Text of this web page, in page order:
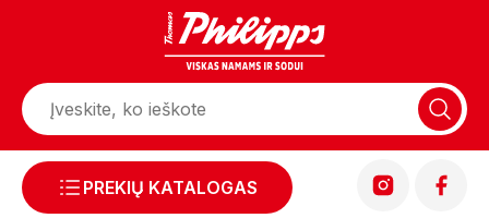
PREKIŲ KATALOGAS